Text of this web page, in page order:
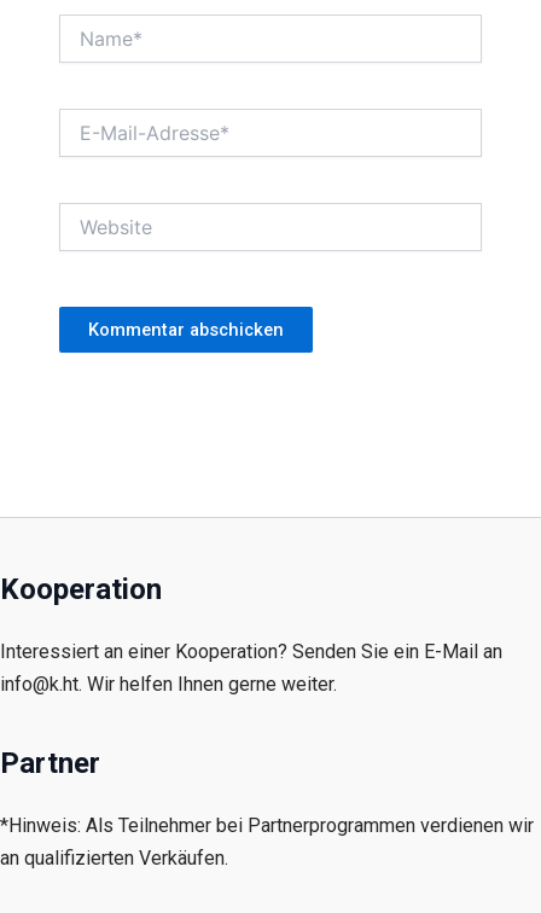
Mail-
Kooperation
Interessiert an einer Kooperation? Senden Sie ein E-Mail an
info@k.ht. Wir helfen Ihnen gerne weiter.
Partner
*Hinweis: Als Teilnehmer bei Partnerprogrammen verdienen wir
an qualifizierten Verkäufen.